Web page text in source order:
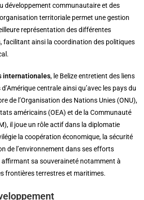
développement communautaire et des
territoriale permet une gestion
représentation des différentes
facilitant ainsi la coordination des politiques
internationales, le Belize entretient des liens
centrale ainsi qu’avec les pays du
de l’Organisation des Nations Unies (ONU),
américains (OEA) et de la Communauté
il joue un rôle actif dans la diplomatie
la coopération économique, la sécurité
de l’environnement dans ses efforts
sa souveraineté notamment à
frontières terrestres et maritimes.